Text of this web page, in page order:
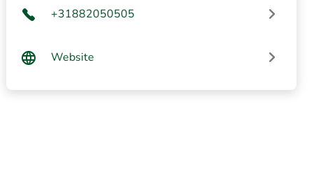
+31882050505
Website